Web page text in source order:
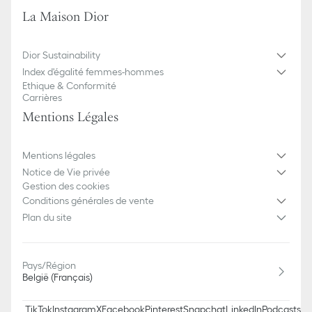
Cette boucle de ceinture se vend seule, veuillez la compléter
La Maison Dior
Dior Sustainability
Index d'égalité femmes-hommes
Ethique & Conformité
Carrières
Mentions Légales
Mentions légales
Notice de Vie privée
Gestion des cookies
Conditions générales de vente
Plan du site
Pays/Région
België (Français)
TikTokInstagramXFacebookPinterestSnapchatLinkedInPodcasts